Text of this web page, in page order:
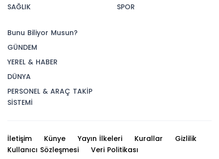
SAĞLIK
SPOR
Bunu Biliyor Musun?
GÜNDEM
YEREL & HABER
DÜNYA
PERSONEL & ARAÇ TAKİP
SİSTEMİ
İletişim Künye Yayın İlkeleri Kurallar
Gizlilik
Kullanıcı Sözleşmesi
Veri Politikası